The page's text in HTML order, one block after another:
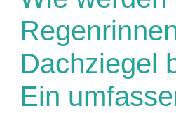
Dachziegel
Ein